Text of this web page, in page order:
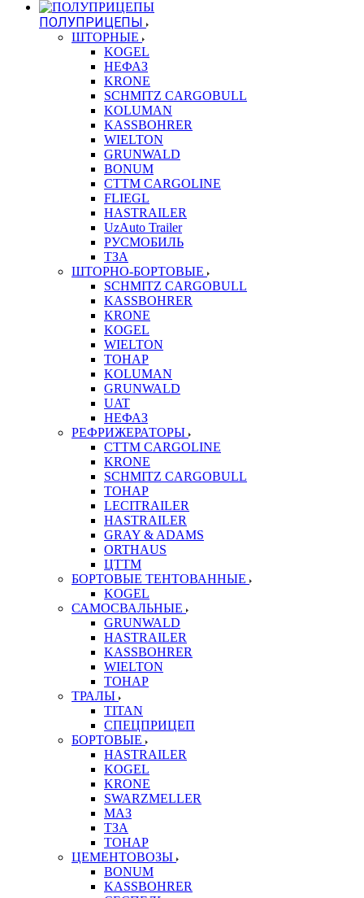
ПОЛУПРИЦЕПЫ
ШТОРНЫЕ
KOGEL
НЕФАЗ
KRONE
SCHMITZ CARGOBULL
KOLUMAN
KASSBOHRER
WIELTON
GRUNWALD
BONUM
CTTM CARGOLINE
FLIEGL
HASTRAILER
UzAuto Trailer
РУСМОБИЛЬ
ТЗА
ШТОРНО-БОРТОВЫЕ
SCHMITZ CARGOBULL
KASSBOHRER
KRONE
KOGEL
WIELTON
ТОНАР
KOLUMAN
GRUNWALD
UAT
НЕФАЗ
РЕФРИЖЕРАТОРЫ
CTTM CARGOLINE
KRONE
SCHMITZ CARGOBULL
ТОНАР
LECITRAILER
HASTRAILER
GRAY & ADAMS
ORTHAUS
ЦТТМ
БОРТОВЫЕ ТЕНТОВАННЫЕ
KOGEL
САМОСВАЛЬНЫЕ
GRUNWALD
HASTRAILER
KASSBOHRER
WIELTON
ТОНАР
ТРАЛЫ
TITAN
СПЕЦПРИЦЕП
БОРТОВЫЕ
HASTRAILER
KOGEL
KRONE
SWARZMELLER
МАЗ
ТЗА
ТОНАР
ЦЕМЕНТОВОЗЫ
BONUM
KASSBOHRER